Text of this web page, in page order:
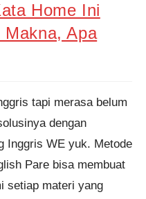
Home Ini
Makna, Apa
tapi merasa belum
dengan
Inggris WE yuk. Metode
Pare bisa membuat
setiap materi yang